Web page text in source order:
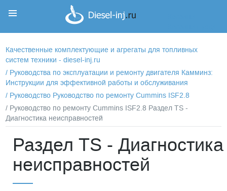
Качественные комплектующие и агрегаты для топливных
систем техники - diesel-inj.ru
/ Руководства по эксплуатации и ремонту двигателя Камминз:
Инструкции для эффективной работы и обслуживания
/ Руководство Руководство по ремонту Cummins ISF2.8
/ Руководство по ремонту Cummins ISF2.8 Раздел TS -
Диагностика неисправностей
Раздел TS - Диагностика
неисправностей